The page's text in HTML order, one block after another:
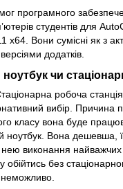
програмного
студентів для
Вони сумісні як з
додатків.
ноутбук чи
робоча
вибір. Причина
класу вона буде
ноутбук. Вона дешевша,
нею виконання найважчих
без